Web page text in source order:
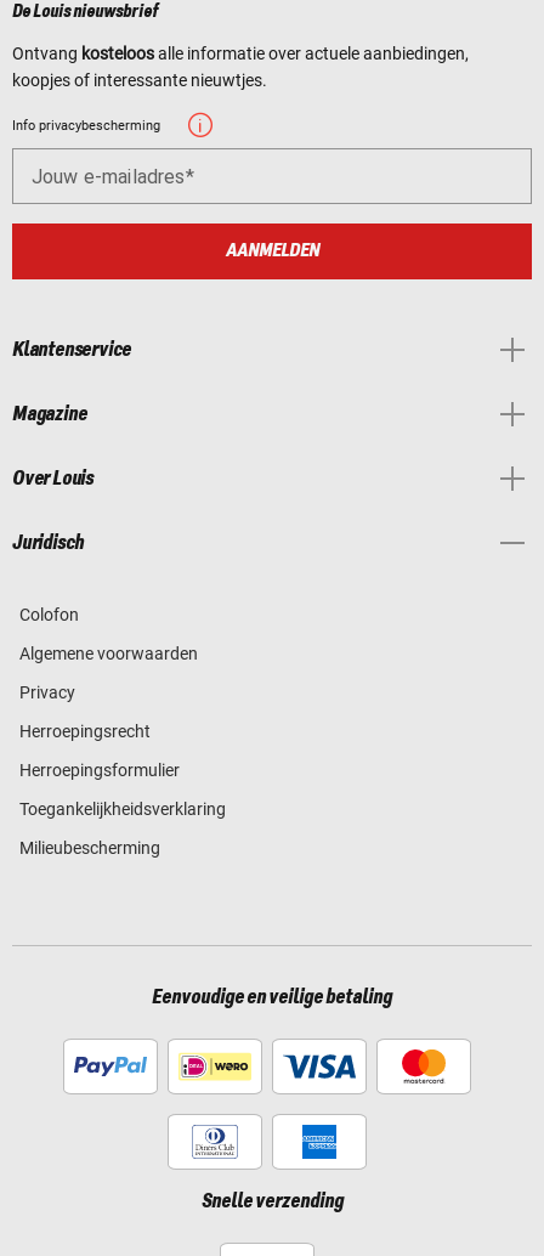
De Louis nieuwsbrief
Ontvang kosteloosalle informatie over actuele aanbiedingen,
koopjes of interessante nieuwtjes.
Info privacybescherming
Jouw e-mailadres
AANMELDEN
Klantenservice
Magazine
Over Louis
Juridisch
Colofon
Algemene voorwaarden
Privacy
Herroepingsrecht
Herroepingsformulier
Toegankelijkheidsverklaring
Milieubescherming
Eenvoudige en veilige betaling
Snelle verzending